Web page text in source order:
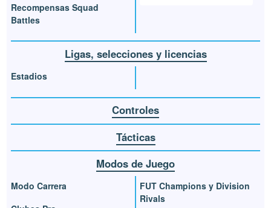
Recompensas Squad
Battles
Ligas, selecciones y licencias
Estadios
Controles
Tácticas
Modos de Juego
Modo Carrera
FUT Champions y Division
Rivals